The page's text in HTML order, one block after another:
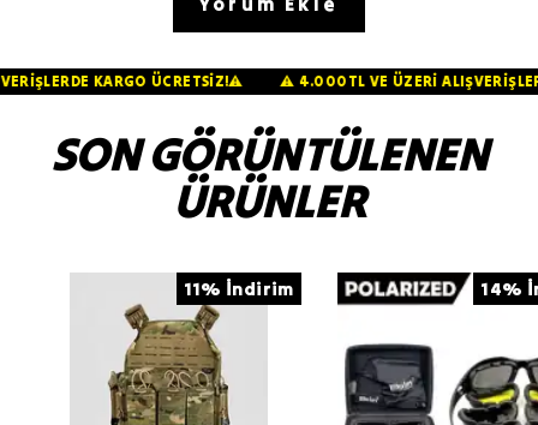
KARGO ÜCRETSİZ!⚠️ ⚠️ 4.000TL VE ÜZERİ
SON GÖRÜNTÜLENEN
ÜRÜNLER
11% İndirim 14%